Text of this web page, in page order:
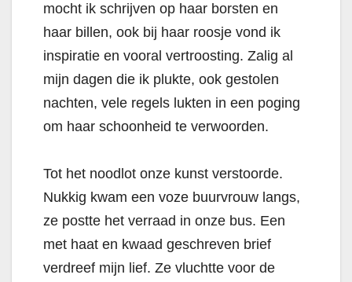
mocht ik schrijven op haar borsten en
haar billen, ook bij haar roosje vond ik
inspiratie en vooral vertroosting. Zalig al
mijn dagen die ik plukte, ook gestolen
nachten, vele regels lukten in een poging
om haar schoonheid te verwoorden.
Tot het noodlot onze kunst verstoorde.
Nukkig kwam een voze buurvrouw langs,
ze postte het verraad in onze bus. Een
met haat en kwaad geschreven brief
verdreef mijn lief. Ze vluchtte voor de